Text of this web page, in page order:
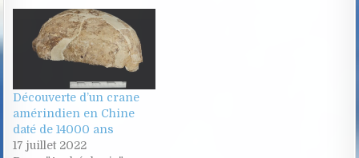
Découverte d’un crane
amérindien en Chine
daté de 14000 ans
17 juillet 2022